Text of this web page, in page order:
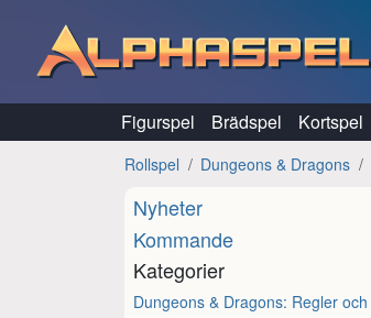
Figurspel Brädspel Kortspel
Rollspel Dungeons & Dragons
Nyheter
Kommande
Kategorier
Dungeons & Dragons: Regler och